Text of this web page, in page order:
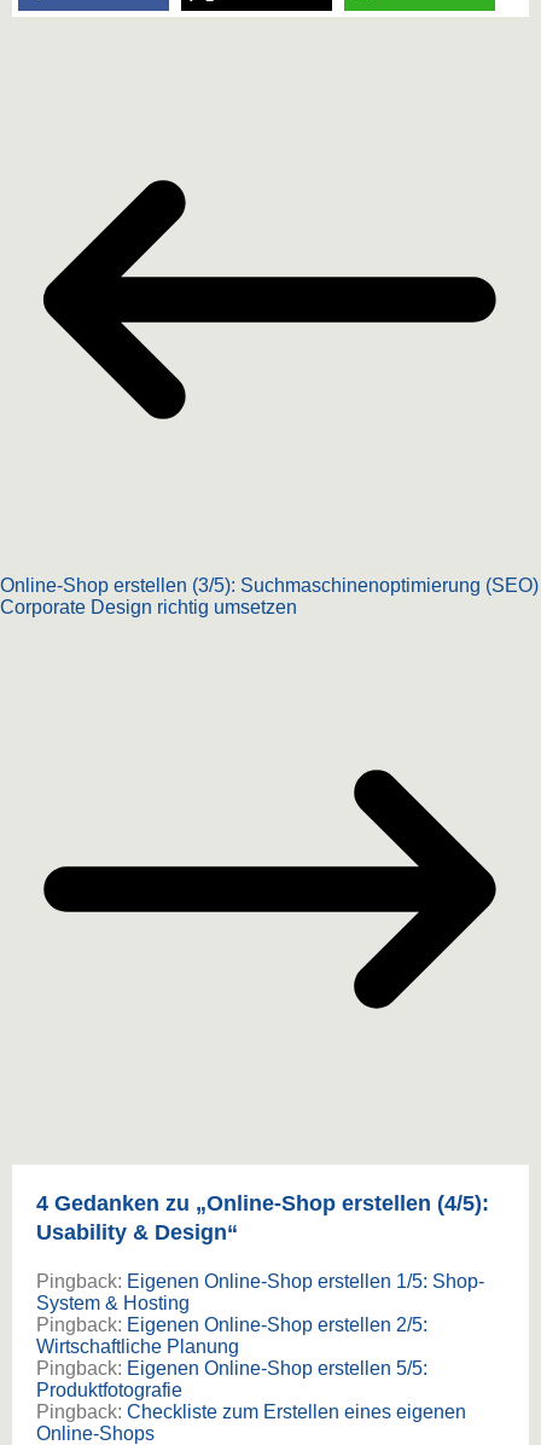
Online-Shop erstellen (3/5): Suchmaschinenoptimierung (SEO)
Corporate Design richtig umsetzen
4 Gedanken zu „Online-Shop erstellen (4/5):
Usability & Design“
Pingback: Eigenen Online-Shop erstellen 1/5: Shop-
System & Hosting
Pingback: Eigenen Online-Shop erstellen 2/5:
Wirtschaftliche Planung
Pingback: Eigenen Online-Shop erstellen 5/5:
Produktfotografie
Pingback: Checkliste zum Erstellen eines eigenen
Online-Shops